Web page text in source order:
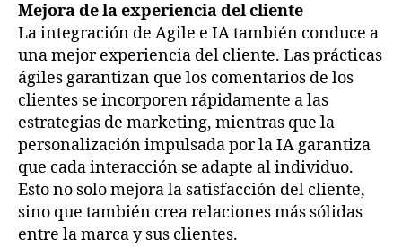
Mejora de la experiencia del cliente
La integración de Agile e IA también conduce a
una mejor experiencia del cliente. Las prácticas
ágiles garantizan que los comentarios de los
clientes se incorporen rápidamente a las
estrategias de marketing, mientras que la
personalización impulsada por la IA garantiza
que cada interacción se adapte al individuo.
Esto no solo mejora la satisfacción del cliente,
sino que también crea relaciones más sólidas
entre la marca y sus clientes.